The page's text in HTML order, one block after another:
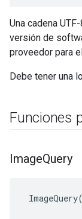
Una cadena
versión de
proveedor para
Debe tener una
Funciones
ImageQuery